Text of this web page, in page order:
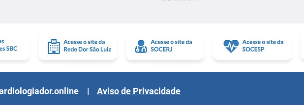
Aviso de Privacidade
|